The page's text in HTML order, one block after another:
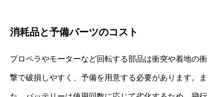
消耗品と予備パーツのコスト
プロペラやモーターなど回転する部品は衝突や着地の衝
撃で破損しやすく、予備を用意する必要があります。ま